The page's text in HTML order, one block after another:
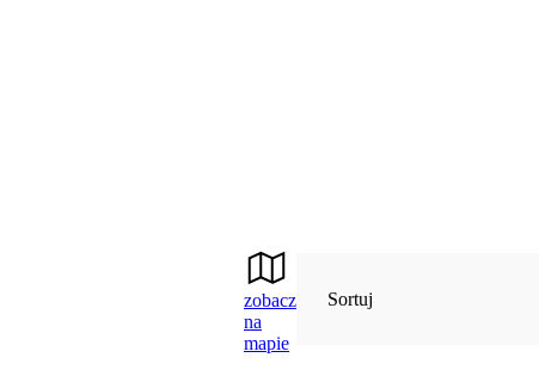
zobacz
na
mapie
Sortuj